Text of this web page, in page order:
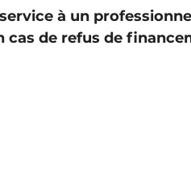
à un
de refus de